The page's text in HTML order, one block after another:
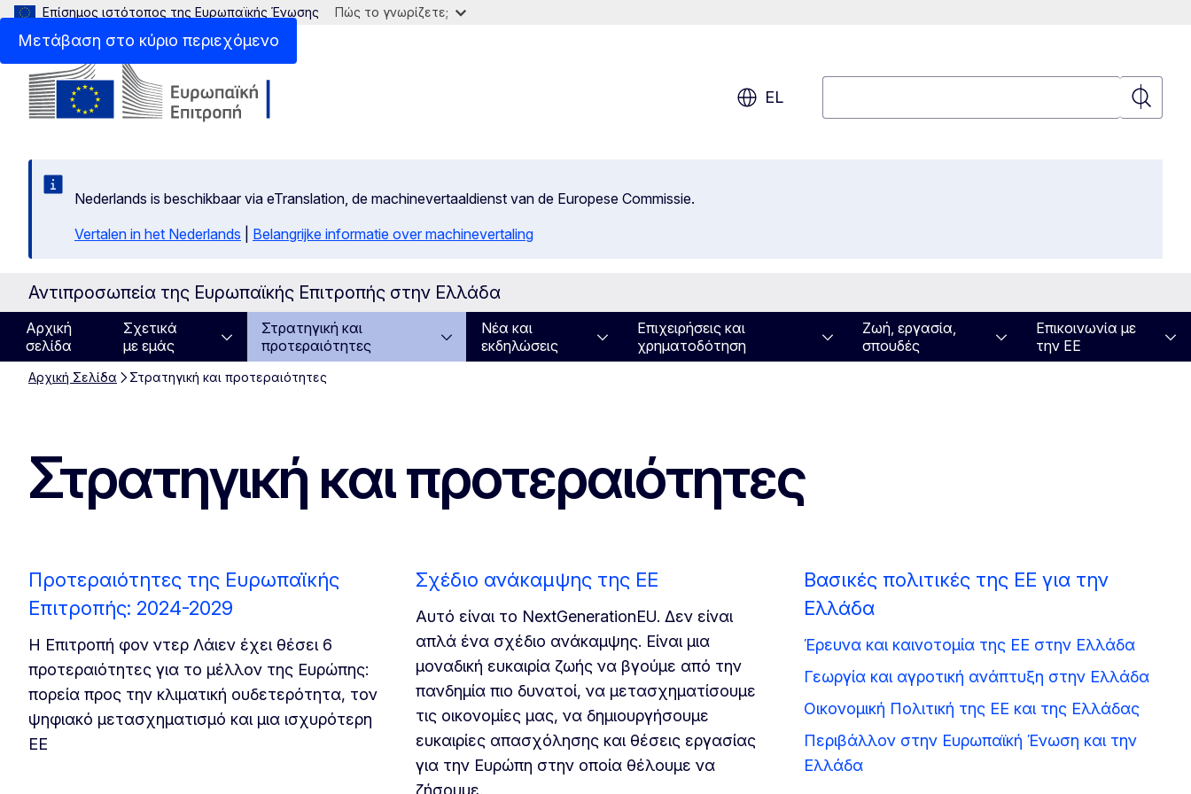
Μετάβαση στο κύριο περιεχόμενο
Επίσημος ιστότοπος της Ευρωπαϊκής Ένωσης Πώς το γνωρίζετε;
EL
Nederlands is beschikbaar via eTranslation, de machinevertaaldienst van de Europese Commissie.
Vertalen in het Nederlands
Belangrijke informatie over machinevertaling
Αντιπροσωπεία της Ευρωπαϊκής Επιτροπής στην Ελλάδα
Αρχική
σελίδα
Σχετικά
με εμάς
Στρατηγική και
προτεραιότητες
Νέα και
εκδηλώσεις
Επιχειρήσεις και
χρηματοδότηση
Ζωή, εργασία,
σπουδές
Επικοινωνία με
την ΕΕ
Αρχική Σελίδα Στρατηγική και προτεραιότητες
Στρατηγική και προτεραιότητες
Προτεραιότητες της Ευρωπαϊκής
Επιτροπής: 2024-2029
Η Επιτροπή φον ντερ Λάιεν έχει θέσει 6
προτεραιότητες για το μέλλον της Ευρώπης:
πορεία προς την κλιματική ουδετερότητα, τον
ψηφιακό μετασχηματισμό και μια ισχυρότερη
ΕΕ
Σχέδιο ανάκαμψης της ΕΕ
Αυτό είναι το NextGenerationEU. Δεν είναι
απλά ένα σχέδιο ανάκαμψης. Είναι μια
μοναδική ευκαιρία ζωής να βγούμε από την
πανδημία πιο δυνατοί, να μετασχηματίσουμε
τις οικονομίες μας, να δημιουργήσουμε
ευκαιρίες απασχόλησης και θέσεις εργασίας
για την Ευρώπη στην οποία θέλουμε να
ζήσουμε.
Βασικές πολιτικές της ΕΕ για την
Ελλάδα
Έρευνα και καινοτομία της ΕΕ στην Ελλάδα
Γεωργία και αγροτική ανάπτυξη στην Ελλάδα
Οικονομική Πολιτική της ΕΕ και της Ελλάδας
Περιβάλλον στην Ευρωπαϊκή Ένωση και την
Ελλάδα